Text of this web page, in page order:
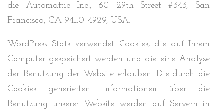
die Automattic Inc., 60 29th Street #343, San
Francisco, CA 94110-4929, USA.
WordPress Stats verwendet Cookies, die auf Ihrem
Computer gespeichert werden und die eine Analyse
der Benutzung der Website erlauben. Die durch die
Cookies generierten Informationen über die
Benutzung unserer Website werden auf Servern in